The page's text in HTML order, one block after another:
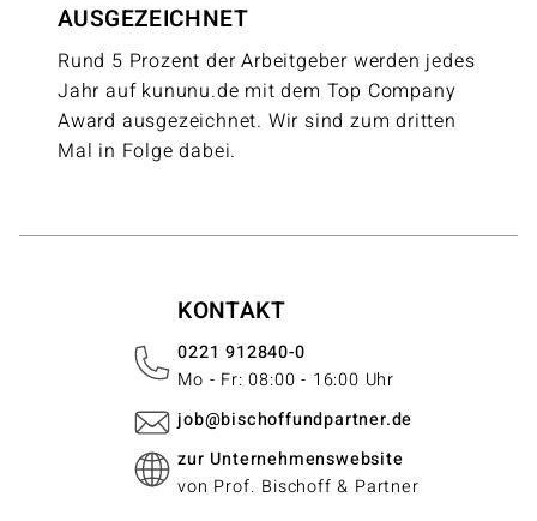
AUSGEZEICHNET
Rund 5 Prozent der Arbeitgeber werden jedes
Jahr auf kununu.de mit dem Top Company
Award ausgezeichnet. Wir sind zum dritten
Mal in Folge dabei.
KONTAKT
0221 912840-0
Mo - Fr: 08:00 - 16:00 Uhr
job@bischoffundpartner.de
zur Unternehmenswebsite
von Prof. Bischoff & Partner